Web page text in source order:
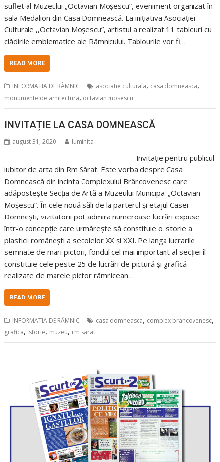
suflet al Muzeului „Octavian Moșescu”, eveniment organizat în
sala Medalion din Casa Domnească. La inițiativa Asociației
Culturale ,,Octavian Moșescu”, artistul a realizat 11 tablouri cu
clădirile emblematice ale Râmnicului. Tablourile vor fi…
READ MORE
INFORMATIA DE RÂMNIC asociatie culturala, casa domneasca,
monumente de arhitectura, octavian mosescu
INVITAȚIE LA CASA DOMNEASCĂ
august 31, 2020 luminita
Invitație pentru publicul
iubitor de arta din Rm Sărat. Este vorba despre Casa
Domnească din incinta Complexului Brâncovenesc care
adăpostește Secția de Artă a Muzeului Municipal „Octavian
Moșescu”. În cele nouă săli de la parterul și etajul Casei
Domnești, vizitatorii pot admira numeroase lucrări expuse
într-o concepție care urmărește să constituie o istorie a
plasticii românești a secolelor XX și XXI. Pe langa lucrarile
semnate de mari pictori, fondul cel mai important al secției îl
constituie cele peste 25 de lucrări de pictură și grafică
realizate de marele pictor râmnicean…
READ MORE
INFORMATIA DE RÂMNIC casa domneasca, complex brancovenesc,
grafica, istorie, muzeu, rm sarat